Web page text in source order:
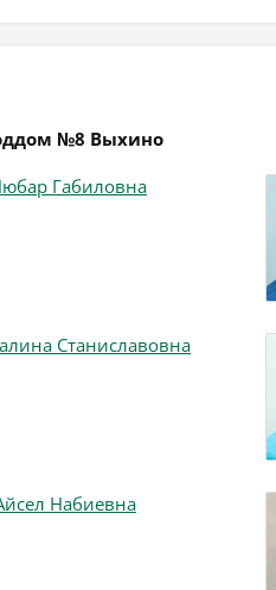
№8 Выхино
Габиловна
Станиславовна
Набиевна